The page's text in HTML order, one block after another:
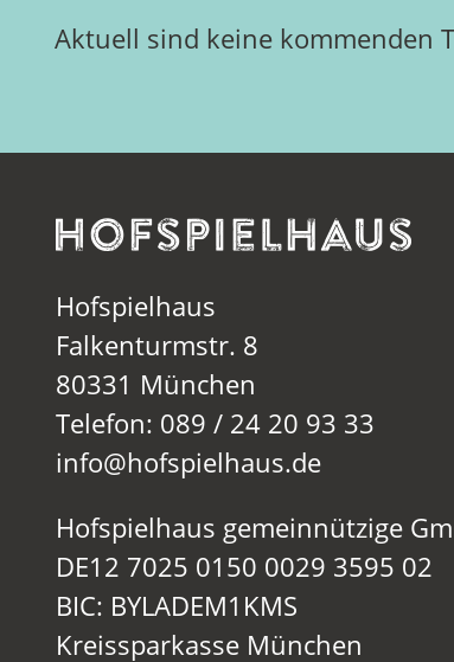
Aktuell sind keine kommenden
Hofspielhaus
Falkenturmstr. 8
80331 München
Telefon: 089 / 24 20 93 33
info@hofspielhaus.de
Hofspielhaus gemeinnützige
DE12 7025 0150 0029 3595 02
BIC: BYLADEM1KMS
Kreissparkasse München